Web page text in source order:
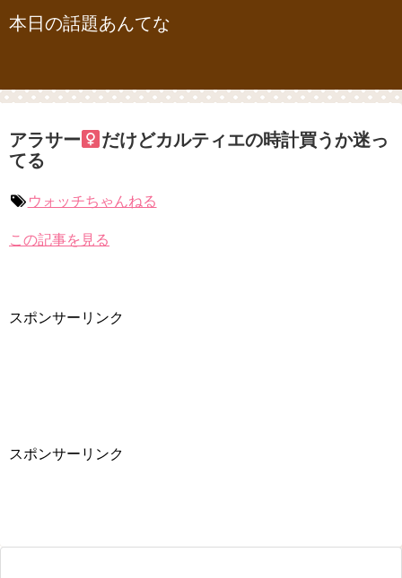
本日の話題あんてな
アラサー
だけどカルティエの時計買うか迷っ
てる
ウォッチちゃんねる
この記事を見る
スポンサーリンク
スポンサーリンク